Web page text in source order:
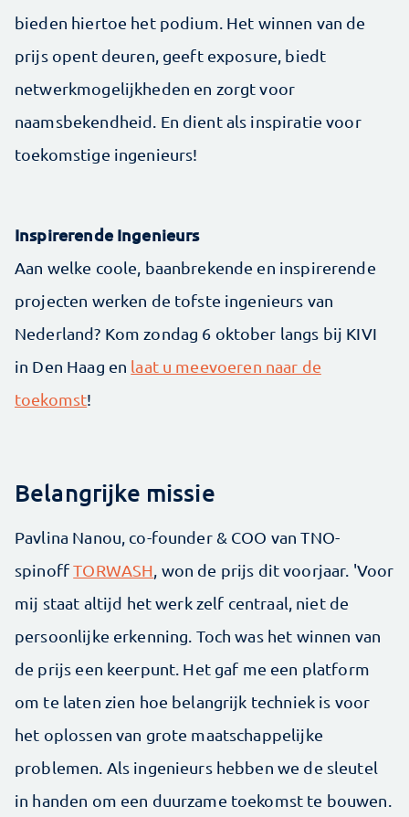
bieden hiertoe het podium. Het winnen van de
prijs opent deuren, geeft exposure, biedt
netwerkmogelijkheden en zorgt voor
naamsbekendheid. En dient als inspiratie voor
toekomstige ingenieurs!
Inspirerende Ingenieurs
Aan welke coole, baanbrekende en inspirerende
projecten werken de tofste ingenieurs van
Nederland? Kom zondag 6 oktober langs bij KIVI
in Den Haag en laat u meevoeren naar de
toekomst!
Belangrijke missie
Pavlina Nanou, co-founder & COO van TNO-
spinoffTORWASH , won de prijs dit voorjaar. 'Voor
mij staat altijd het werk zelf centraal, niet de
persoonlijke erkenning. Toch was het winnen van
de prijs een keerpunt. Het gaf me een platform
om te laten zien hoe belangrijk techniek is voor
het oplossen van grote maatschappelijke
problemen. Als ingenieurs hebben we de sleutel
in handen om een duurzame toekomst te bouwen.